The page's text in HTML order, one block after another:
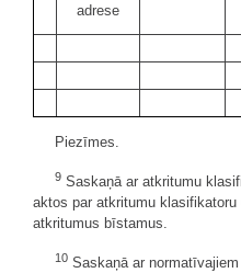
adrese
Piezīmes.
9 Saskaņā ar atkritumu
aktos par atkritumu
atkritumus bīstamus.
10 Saskaņā ar